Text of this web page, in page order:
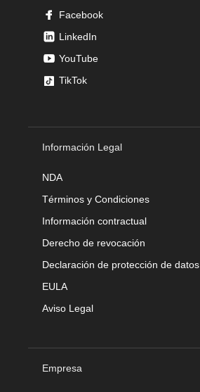
Facebook
LinkedIn
YouTube
TikTok
Información Legal
NDA
Términos y Condiciones
Información contractual
Derecho de revocación
Declaración de protección de datos
EULA
Aviso Legal
Empresa